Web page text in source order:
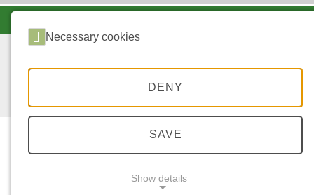
START
...
Necessary cookies
DENY
SAVE
Show details